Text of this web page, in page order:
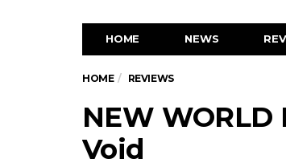
HOME NEWS
HOME REVIEWS
NEW WORLD
Void